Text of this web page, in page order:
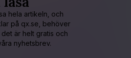
hela artikeln, och
på qx.se, behöver
är helt gratis och
nyhetsbrev.